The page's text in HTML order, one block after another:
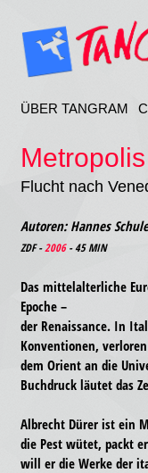
ÜBER TANGRAM
Metropolis
Flucht nach
Autoren: Hannes
ZDF -2006- 45 MIN
Das mittelalterliche
Epoche –
der Renaissance. In
Konventionen,
dem Orient an die
Buchdruck läutet das
Albrecht Dürer ist ein
die Pest wütet, packt
will er die Werke der